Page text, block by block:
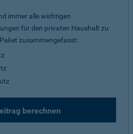
immer alle wichtigen
für den privaten Haushalt zu
zusammengefasst:
berechnen